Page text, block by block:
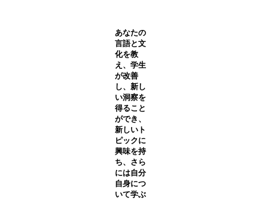
あなたの
言語と文
化を教
え、学生
が改善
し、新し
い洞察を
得ること
ができ、
新しいト
ピックに
興味を持
ち、さら
には自分
自身につ
いて学ぶ